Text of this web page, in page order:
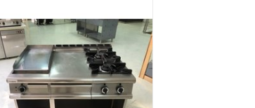
TOEVOEGEN AAN WINKELWAGEN